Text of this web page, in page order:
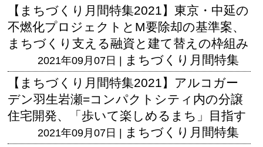
【まちづくり月間特集2021】東京・中延の
不燃化プロジェクトとM要除却の基準案、
まちづくり支える融資と建て替えの枠組み
2021年09月07日 | まちづくり月間特集
【まちづくり月間特集2021】アルコガー
デン羽生岩瀬=コンパクトシティ内の分譲
住宅開発、「歩いて楽しめるまち」目指す
2021年09月07日 | まちづくり月間特集